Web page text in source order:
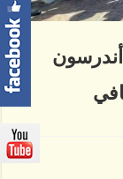
أندرسون